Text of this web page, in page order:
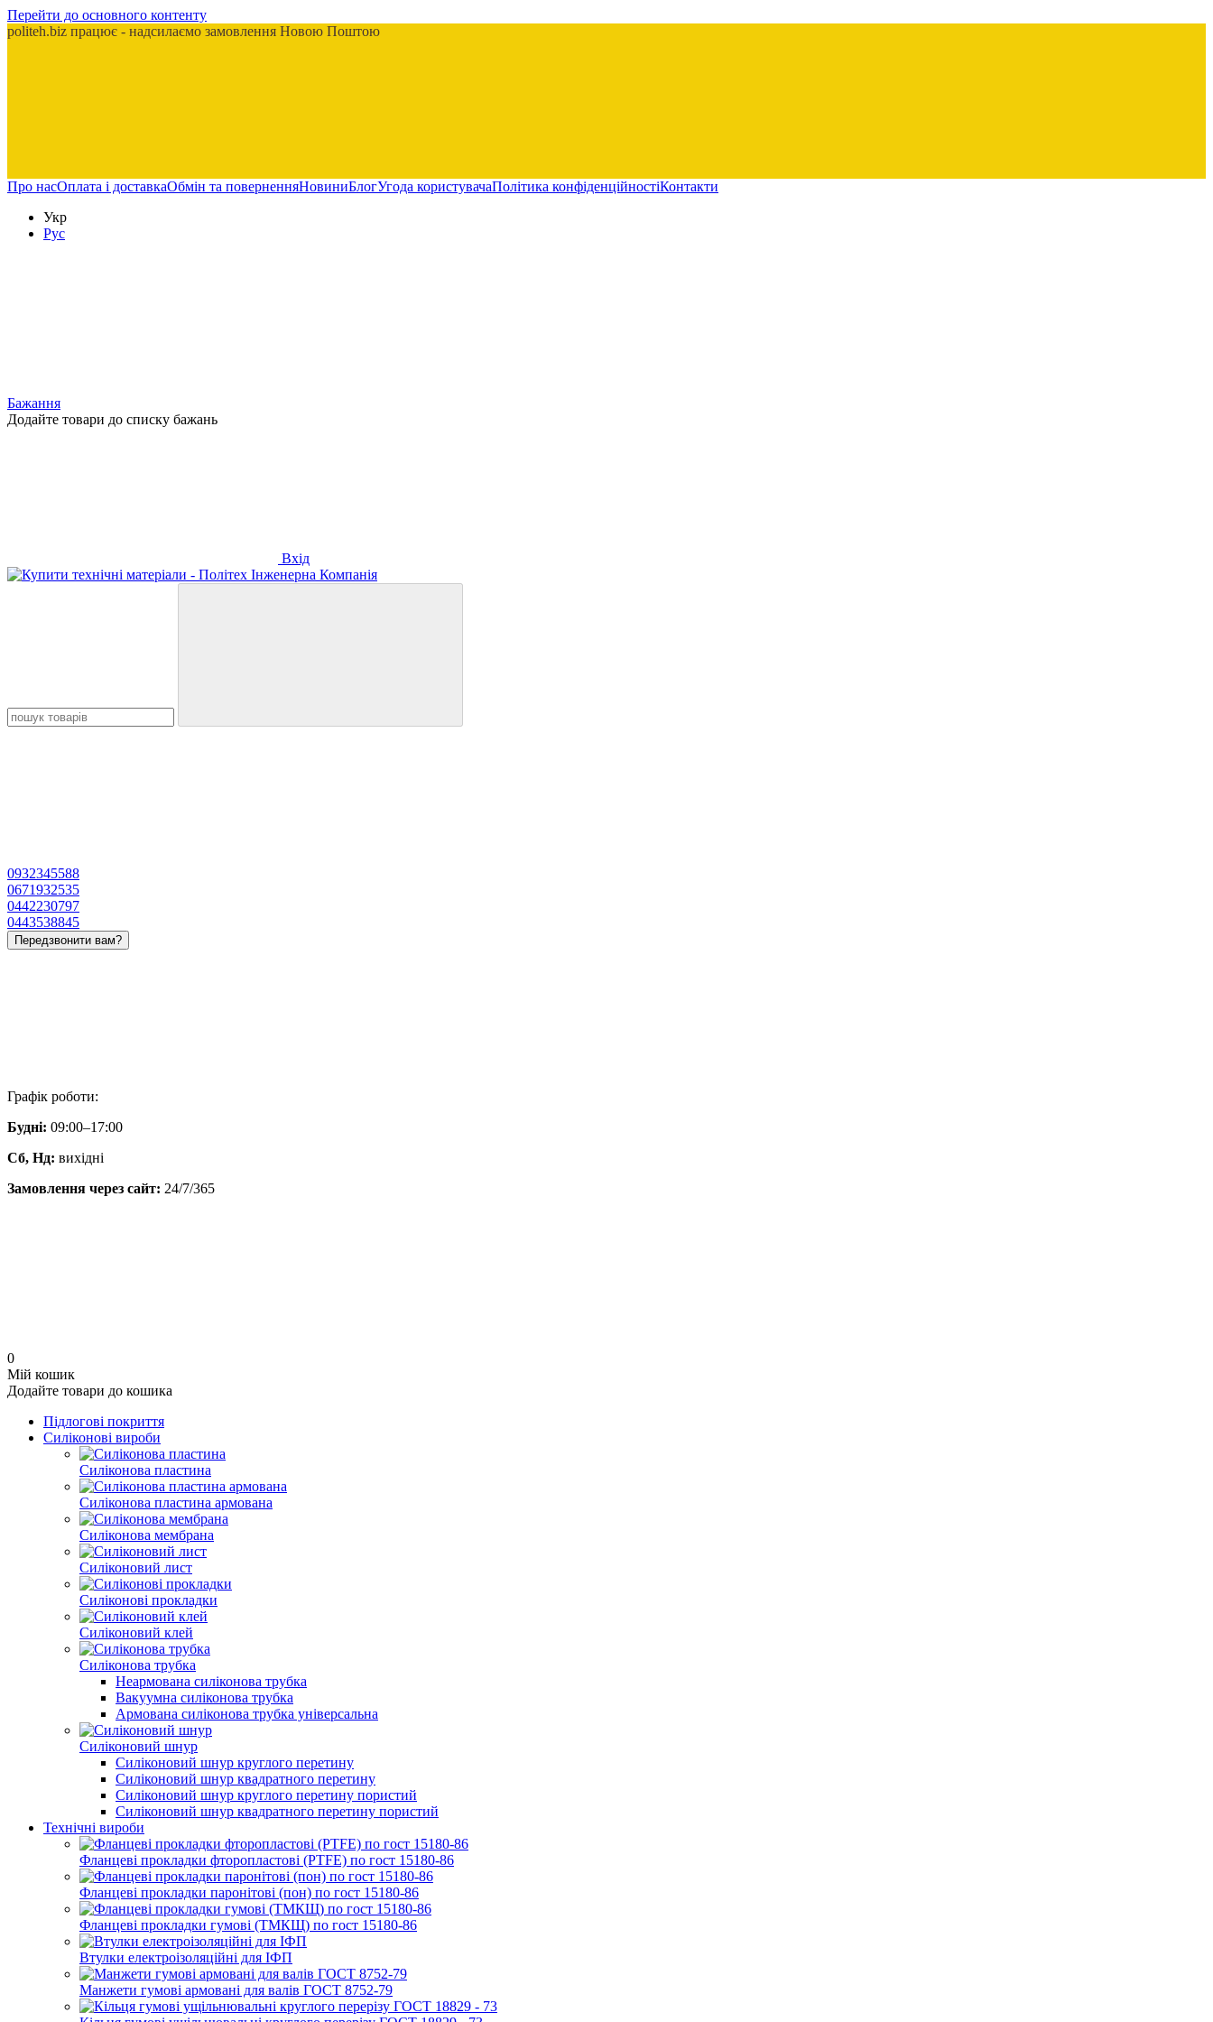
Перейти до основного контенту
politeh.biz працює - надсилаємо замовлення Новою Поштою
Про насОплата і доставкаОбмін та поверненняНовиниБлогУгода користувачаПолітика конфіденційностіКонтакти
Укр
Рус
Бажання
Додайте товари до списку бажань
Вхід
0932345588
0671932535
0442230797
0443538845
Передзвонити вам?
Графік роботи:
Будні: 09:00–17:00
Сб, Нд: вихідні
Замовлення через сайт: 24/7/365
0
Мій кошик
Додайте товари до кошика
Підлогові покриття
Силіконові вироби
Силіконова пластина
Силіконова пластина армована
Силіконова мембрана
Силіконовий лист
Силіконові прокладки
Силіконовий клей
Силіконова трубка
Неармована силіконова трубка
Вакуумна силіконова трубка
Армована силіконова трубка універсальна
Силіконовий шнур
Силіконовий шнур круглого перетину
Силіконовий шнур квадратного перетину
Силіконовий шнур круглого перетину пористий
Силіконовий шнур квадратного перетину пористий
Технічні вироби
Фланцеві прокладки фторопластові (PTFE) по гост 15180-86
Фланцеві прокладки паронітові (пон) по гост 15180-86
Фланцеві прокладки гумові (ТМКЩ) по гост 15180-86
Втулки електроізоляційні для ІФП
Манжети гумові армовані для валів ГОСТ 8752-79